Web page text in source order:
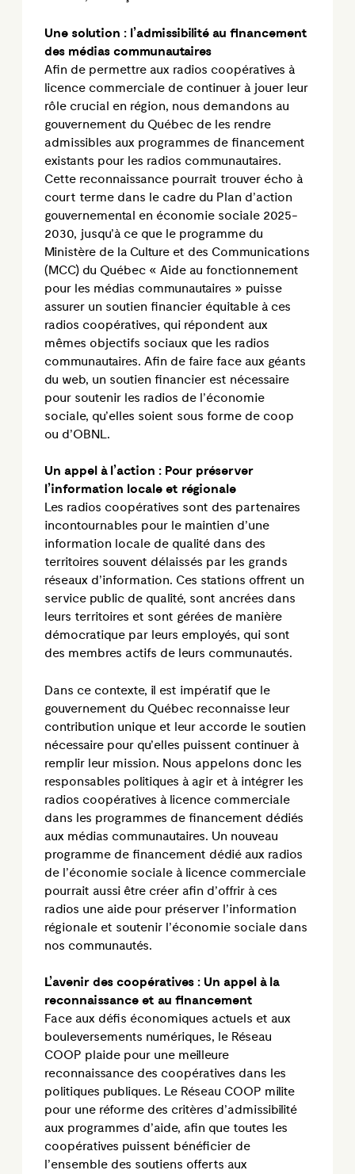
Une solution : l’admissibilité au financement
des médias communautaires
Afin de permettre aux radios coopératives à
licence commerciale de continuer à jouer leur
rôle crucial en région, nous demandons au
gouvernement du Québec de les rendre
admissibles aux programmes de financement
existants pour les radios communautaires.
Cette reconnaissance pourrait trouver écho à
court terme dans le cadre du Plan d’action
gouvernemental en économie sociale 2025-
2030, jusqu’à ce que le programme du
Ministère de la Culture et des Communications
(MCC) du Québec « Aide au fonctionnement
pour les médias communautaires » puisse
assurer un soutien financier équitable à ces
radios coopératives, qui répondent aux
mêmes objectifs sociaux que les radios
communautaires. Afin de faire face aux géants
du web, un soutien financier est nécessaire
pour soutenir les radios de l’économie
sociale, qu’elles soient sous forme de coop
ou d’OBNL.
Un appel à l’action : Pour préserver
l’information locale et régionale
Les radios coopératives sont des partenaires
incontournables pour le maintien d’une
information locale de qualité dans des
territoires souvent délaissés par les grands
réseaux d’information. Ces stations offrent un
service public de qualité, sont ancrées dans
leurs territoires et sont gérées de manière
démocratique par leurs employés, qui sont
des membres actifs de leurs communautés.
Dans ce contexte, il est impératif que le
gouvernement du Québec reconnaisse leur
contribution unique et leur accorde le soutien
nécessaire pour qu’elles puissent continuer à
remplir leur mission. Nous appelons donc les
responsables politiques à agir et à intégrer les
radios coopératives à licence commerciale
dans les programmes de financement dédiés
aux médias communautaires. Un nouveau
programme de financement dédié aux radios
de l’économie sociale à licence commerciale
pourrait aussi être créer afin d’offrir à ces
radios une aide pour préserver l’information
régionale et soutenir l’économie sociale dans
nos communautés.
L’avenir des coopératives : Un appel à la
reconnaissance et au financement
Face aux défis économiques actuels et aux
bouleversements numériques, le Réseau
COOP plaide pour une meilleure
reconnaissance des coopératives dans les
politiques publiques. Le Réseau COOP milite
pour une réforme des critères d’admissibilité
aux programmes d’aide, afin que toutes les
coopératives puissent bénéficier de
l’ensemble des soutiens offerts aux